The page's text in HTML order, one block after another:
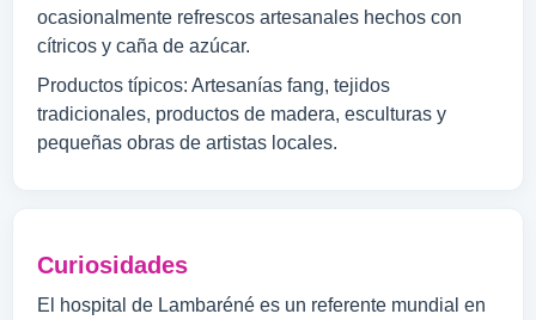
ocasionalmente refrescos artesanales hechos con
cítricos y caña de azúcar.
Productos típicos: Artesanías fang, tejidos
tradicionales, productos de madera, esculturas y
pequeñas obras de artistas locales.
Curiosidades
El hospital de Lambaréné es un referente mundial en